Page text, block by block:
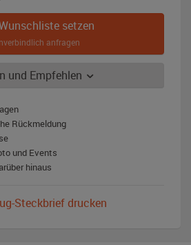
setzen
anfragen
und Empfehlen
Rückmeldung
und Events
hinaus
Steckbrief drucken